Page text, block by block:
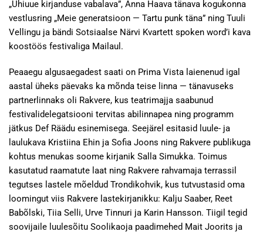
„Uhiuue kirjanduse vabalava”, Anna Haava tänava kogukonna
vestlusring „Meie generatsioon — Tartu punk täna” ning Tuuli
Vellingu ja bändi Sotsiaalse Närvi Kvartett spoken word’i kava
koostöös festivaliga Mailaul.
Peaaegu algusaegadest saati on Prima Vista laienenud igal
aastal üheks päevaks ka mõnda teise linna — tänavuseks
partnerlinnaks oli Rakvere, kus teatrimajja saabunud
festivalidelegatsiooni tervitas abilinnapea ning programm
jätkus Def Räädu esinemisega. Seejärel esitasid luule- ja
laulukava Kristiina Ehin ja Sofia Joons ning Rakvere publikuga
kohtus menukas soome kirjanik Salla Simukka. Toimus
kasutatud raamatute laat ning Rakvere rahvamaja terrassil
tegutses lastele mõeldud Trondikohvik, kus tutvustasid oma
loomingut viis Rakvere lastekirjanikku: Kalju Saaber, Reet
Babõlski, Tiia Selli, Urve Tinnuri ja Karin Hansson. Tiigil tegid
soovijaile luulesõitu Soolikaoja paadimehed Mait Joorits ja